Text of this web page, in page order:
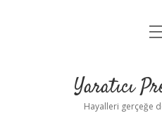
Yasal
Yaratıcı
Hayalleri gerçeğe